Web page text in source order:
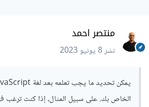
منتصر احمد
نشر8 يونيو 2023
الخاص بك. على سبيل المثال، إذا كنت ترغب